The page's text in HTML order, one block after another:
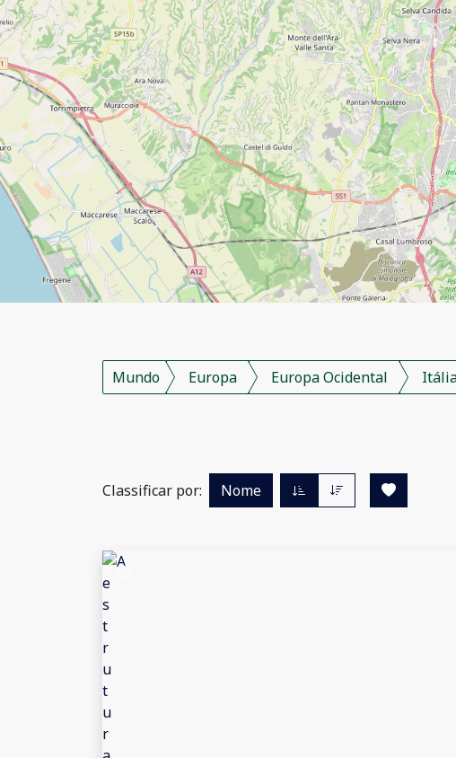
Mundo Europa Europa Ocidental
Classificar por: Nome